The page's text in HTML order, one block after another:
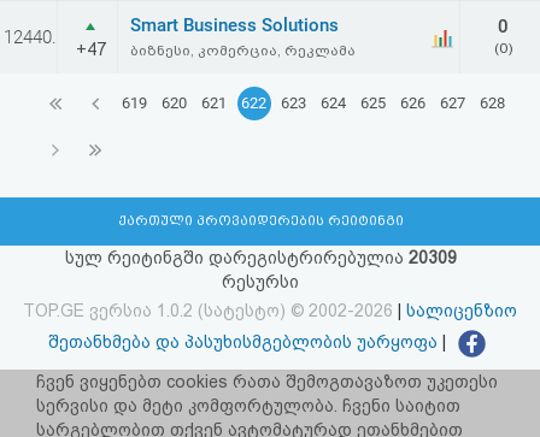
12440.
+47
Smart Business Solutions
ბიზნესი, კომერცია, რეკლამა
0
(0)
619 620 621 622 623 624 625 626 627 628
ქართული პროვაიდერების რეიტინგი
სულ რეიტინგში დარეგისტრირებულია 20309
რესურსი
TOP.GE ვერსია 1.0.2 (სატესტო) © 2002-2026
სალიცენზიო
შეთანხმება და პასუხისმგებლობის უარყოფა
facebook.com/TOP.GE
იხილეთ TOP.GE - ის ძველი ვერსია ბმულზე
ჩვენ ვიყენებთ cookies რათა შემოგთავაზოთ უკეთესი
სერვისი და მეტი კომფორტულობა. ჩვენი საიტით
სარგებლობით თქვენ ავტომატურად ეთანხმებით